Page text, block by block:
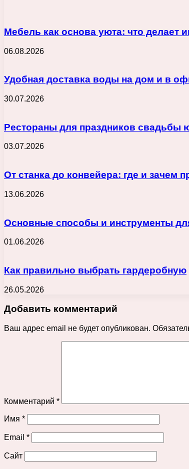
Мебель как основа уюта: что делает
06.08.2026
Удобная доставка воды на дом и в
30.07.2026
Рестораны для праздников свадьбы
03.07.2026
От станка до конвейера: где и зачем
13.06.2026
Основные способы и инструменты
01.06.2026
Как правильно выбрать гардеробную
26.05.2026
Добавить комментарий
Ваш адрес email не будет опубликован.
Комментарий *
Имя *
Email *
Сайт